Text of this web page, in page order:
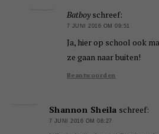
Batboy schreef:
7 JUNI 2016 OM 09:51
Ja, hier op school ook
ze gaan naar buiten!
Beantwoorden
Shannon Sheila schreef:
7 JUNI 2016 OM 08:27